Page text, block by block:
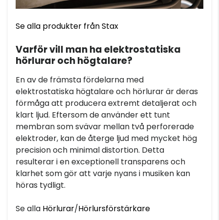
Se alla produkter från Stax
Varför vill man ha elektrostatiska
hörlurar och högtalare?
En av de främsta fördelarna med
elektrostatiska högtalare och hörlurar är deras
förmåga att producera extremt detaljerat och
klart ljud. Eftersom de använder ett tunt
membran som svävar mellan två perforerade
elektroder, kan de återge ljud med mycket hög
precision och minimal distortion. Detta
resulterar i en exceptionell transparens och
klarhet som gör att varje nyans i musiken kan
höras tydligt.
Se alla Hörlurar/Hörlursförstärkare